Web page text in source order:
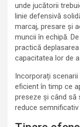
unde jucătorii
linie defensivă
marcaj, presare și
muncii în echipă.
practică
capacitatea lor de
Incorporați
eficient în timp ce
preseze și când să
reduce